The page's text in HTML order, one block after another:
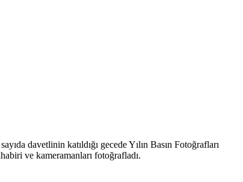
davetlinin katıldığı gecede Yılın Basın Fotoğrafları
ve kameramanları fotoğrafladı.